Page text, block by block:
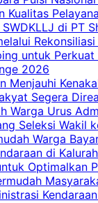
Kualitas
di PT
untuk
2026
Menjauhi
Segera
Warga Urus
Seleksi Wakil
Warga
di
Optimalkan